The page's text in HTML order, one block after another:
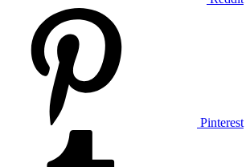
Pinterest